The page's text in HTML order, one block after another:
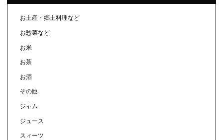
お土産・郷土料理など
お惣菜など
お米
お茶
お酒
その他
ジャム
ジュース
スィーツ